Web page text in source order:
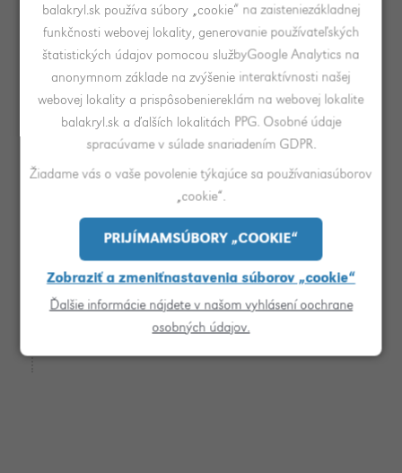
Pánska voľba
Často si ju vyberajú muži a hodí sa do striedmych
interiérov, podkroví a pod.
balakryl.sk používa súbory „cookie“ na zaisteniezákladnej
funkčnosti webovej lokality, generovanie používateľských
štatistických údajov pomocou službyGoogle Analytics na
anonymnom základe na zvýšenie interaktívnosti našej
webovej lokality a prispôsobeniereklám na webovej lokalite
balakryl.sk a ďalších lokalitách PPG. Osobné údaje
spracúvame v súlade snariadením GDPR.
Žiadame vás o vaše povolenie týkajúce sa používaniasúborov
„cookie“.
PRIJÍMAMSÚBORY „COOKIE“
Zobraziť a zmeniťnastavenia súborov „cookie“
Ďalšie informácie nájdete v našom vyhlásení oochrane
osobných údajov.